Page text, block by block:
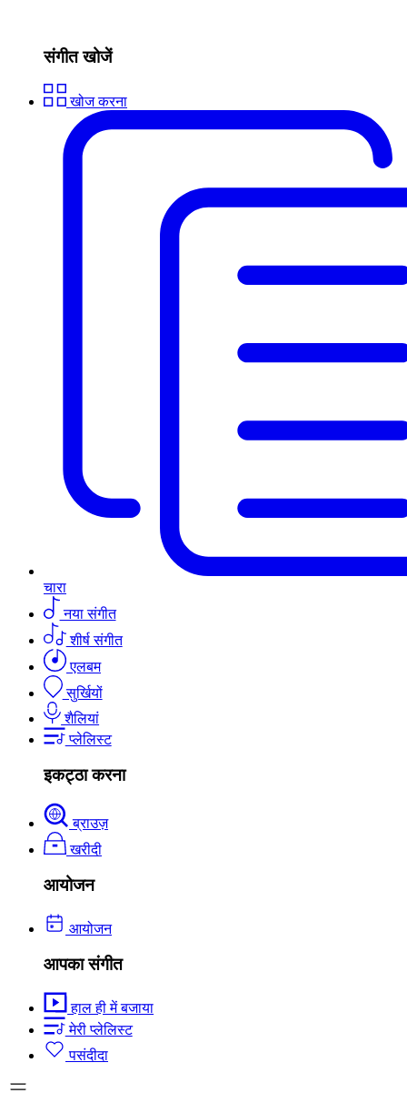
संगीत खोजें
खोज करना
चारा
नया संगीत
शीर्ष संगीत
एलबम
सुर्खियों
शैलियां
प्लेलिस्ट
इकट्ठा करना
ब्राउज़
खरीदी
आयोजन
आयोजन
आपका संगीत
हाल ही में बजाया
मेरी प्लेलिस्ट
पसंदीदा